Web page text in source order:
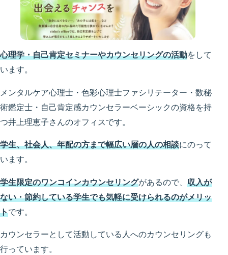
心理学・自己肯定セミナーやカウンセリングの活動をして
います。
メンタルケア心理士・色彩心理士ファシリテーター・数秘
術鑑定士・自己肯定感カウンセラーベーシックの資格を持
つ井上理恵子さんのオフィスです。
学生、社会人、年配の方まで幅広い層の人の相談にのって
います。
学生限定のワンコインカウンセリングがあるので、 収入が
ない・節約している学生でも気軽に受けられるのがメリッ
トです。
カウンセラーとして活動している人へのカウンセリングも
行っています。